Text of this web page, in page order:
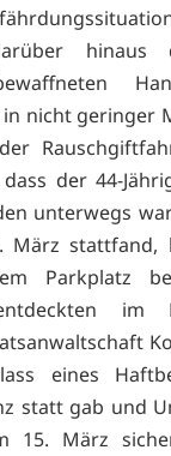
hinaus
nicht geringer
der 44-
unterwegs
März stattfand,
Parkplatz
im
eines
statt gab und
15. März